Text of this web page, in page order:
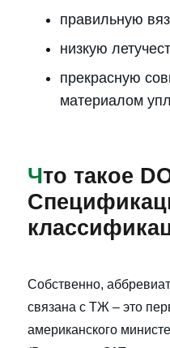
правильную
низкую
прекрасную
материалом
Что такое
Собственно,
связана с ТЖ – это
американского